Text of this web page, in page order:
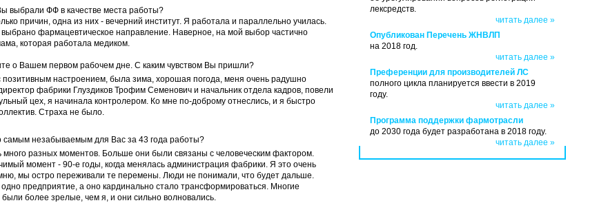
выбрали ФФ в качестве места работы?
причин, одна из них - вечерний институт. Я работала и параллельно училась.
фармацевтическое направление. Наверное, на мой выбор частично
которая работала медиком.
о Вашем первом рабочем дне. С каким чувством Вы пришли?
настроением, была зима, хорошая погода, меня очень радушно
фабрики Глуздиков Трофим Семенович и начальник отдела кадров, повели
цех, я начинала контролером. Ко мне по-доброму отнеслись, и я быстро
Страха не было.
самым незабываемым для Вас за 43 года работы?
много разных моментов. Больше они были связаны с человеческим фактором.
момент - 90-е годы, когда менялась администрация фабрики. Я это очень
мы остро переживали те перемены. Люди не понимали, что будет дальше.
предприятие, а оно кардинально стало трансформироваться. Многие
были более зрелые, чем я, и они сильно волновались.
лексредств.
читать далее »
Опубликован Перечень ЖНВЛП
на 2018 год.
читать далее »
Преференции для производителей ЛС
полного цикла планируется ввести в 2019
году.
читать далее »
Программа поддержки фармотрасли
до 2030 года будет разработана в 2018 году.
читать далее »